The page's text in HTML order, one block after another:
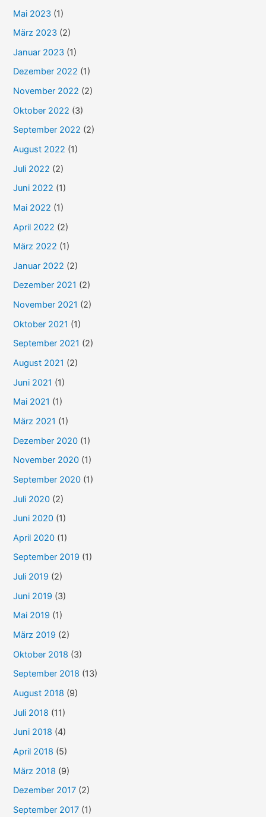
n
n
a
c
Mai 2023 (1)
März 2023 (2)
Januar 2023 (1)
Dezember 2022 (1)
November 2022 (2)
Oktober 2022 (3)
September 2022 (2)
August 2022 (1)
Juli 2022 (2)
Juni 2022 (1)
Mai 2022 (1)
April 2022 (2)
März 2022 (1)
Januar 2022 (2)
Dezember 2021 (2)
November 2021 (2)
Oktober 2021 (1)
September 2021 (2)
August 2021 (2)
Juni 2021 (1)
Mai 2021 (1)
März 2021 (1)
Dezember 2020 (1)
November 2020 (1)
September 2020 (1)
Juli 2020 (2)
Juni 2020 (1)
April 2020 (1)
September 2019 (1)
Juli 2019 (2)
Juni 2019 (3)
Mai 2019 (1)
März 2019 (2)
Oktober 2018 (3)
September 2018 (13)
August 2018 (9)
Juli 2018 (11)
Juni 2018 (4)
April 2018 (5)
März 2018 (9)
Dezember 2017 (2)
September 2017 (1)